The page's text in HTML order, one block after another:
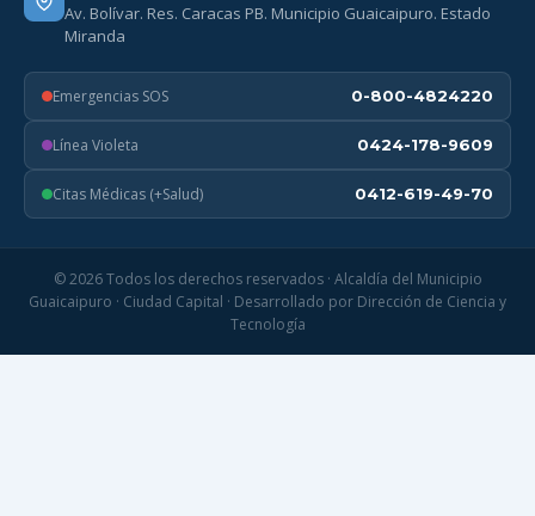
Av. Bolívar. Res. Caracas PB. Municipio Guaicaipuro. Estado
Miranda
Emergencias SOS 0-800-4824220
Línea Violeta 0424-178-9609
Citas Médicas (+Salud) 0412-619-49-70
© 2026 Todos los derechos reservados · Alcaldía del Municipio
Guaicaipuro · Ciudad Capital · Desarrollado por Dirección de Ciencia y
Tecnología